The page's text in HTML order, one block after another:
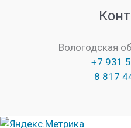
Вологодская
+7 931
8 817